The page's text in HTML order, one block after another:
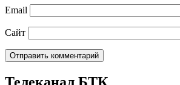
Email
Сайт